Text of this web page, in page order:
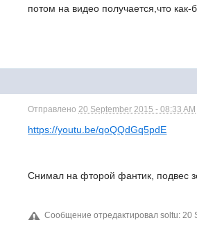
потом на видео получается,что
Отправлено20 September 2015 - 08:33 AM
https://youtu.be/qoQQdGq5pdE
Снимал на фторой фантик, подвес
Сообщение отредактировал soltu: 20